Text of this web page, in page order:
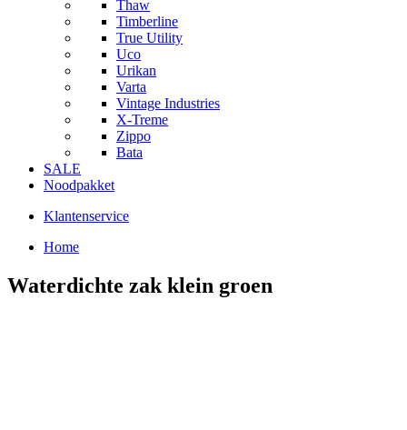
Thaw
Timberline
True Utility
Uco
Urikan
Varta
Vintage Industries
X-Treme
Zippo
Bata
SALE
Noodpakket
Klantenservice
Home
Waterdichte zak klein groen